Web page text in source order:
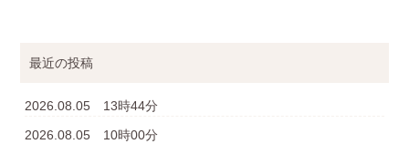
最近の投稿
2026.08.05 13時44分
2026.08.05 10時00分